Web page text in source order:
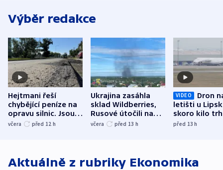
Výběr redakce
Hejtmani řeší
chybějící peníze na
opravu silnic. Jsou
nenárokové, namítá
včera před 12 h
Ukrajina zasáhla
sklad Wildberries,
Rusové útočili na
trh, hasiče či
včera před 13 h
VIDEO
Dron
letišti u
skoro kilo
indicie
před 13h
Aktuálně z rubriky Ekonomika